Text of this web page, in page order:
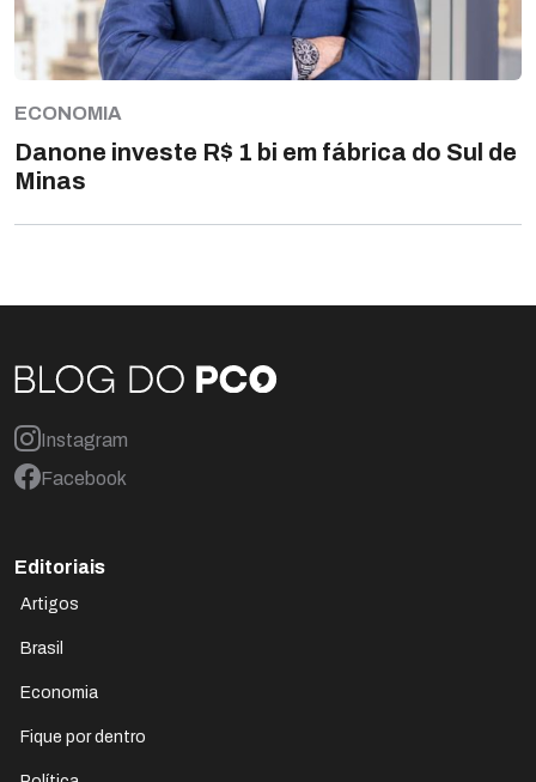
ECONOMIA
Danone investe R$ 1 bi em fábrica do Sul de
Minas
Instagram
Facebook
Editoriais
Artigos
Brasil
Economia
Fique por dentro